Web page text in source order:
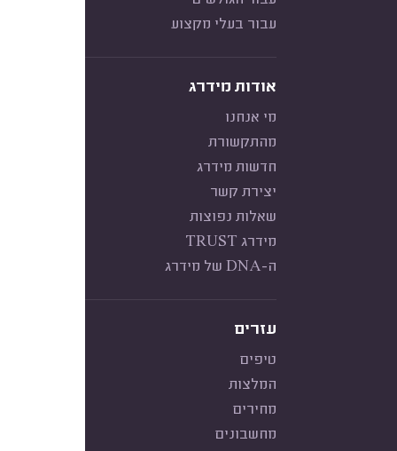
עבור בעלי מקצוע
אודות מידרג
מי אנחנו
מהתקשורת
חדשות מידרג
יצירת קשר
שאלות נפוצות
מידרג TRUST
ה-DNA של מידרג
עזרים
טיפים
המלצות
מחירים
מחשבונים